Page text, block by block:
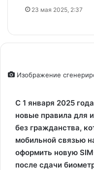
23 мая 2025, 2:37
Изображение
С 1 января 2025
новые правила для
без гражданства,
мобильной связью
оформить новую
после сдачи